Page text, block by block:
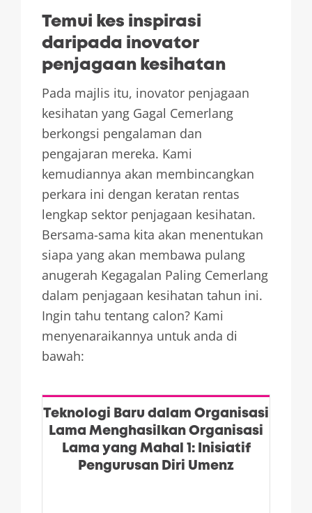
Temui kes inspirasi
daripada inovator
penjagaan kesihatan
Pada majlis itu, inovator penjagaan
kesihatan yang Gagal Cemerlang
berkongsi pengalaman dan
pengajaran mereka. Kami
kemudiannya akan membincangkan
perkara ini dengan keratan rentas
lengkap sektor penjagaan kesihatan.
Bersama-sama kita akan menentukan
siapa yang akan membawa pulang
anugerah Kegagalan Paling Cemerlang
dalam penjagaan kesihatan tahun ini.
Ingin tahu tentang calon? Kami
menyenaraikannya untuk anda di
bawah:
Teknologi Baru dalam Organisasi
Lama Menghasilkan Organisasi
Lama yang Mahal 1: Inisiatif
Pengurusan Diri Umenz